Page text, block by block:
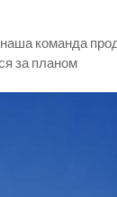
наша команда
за планом